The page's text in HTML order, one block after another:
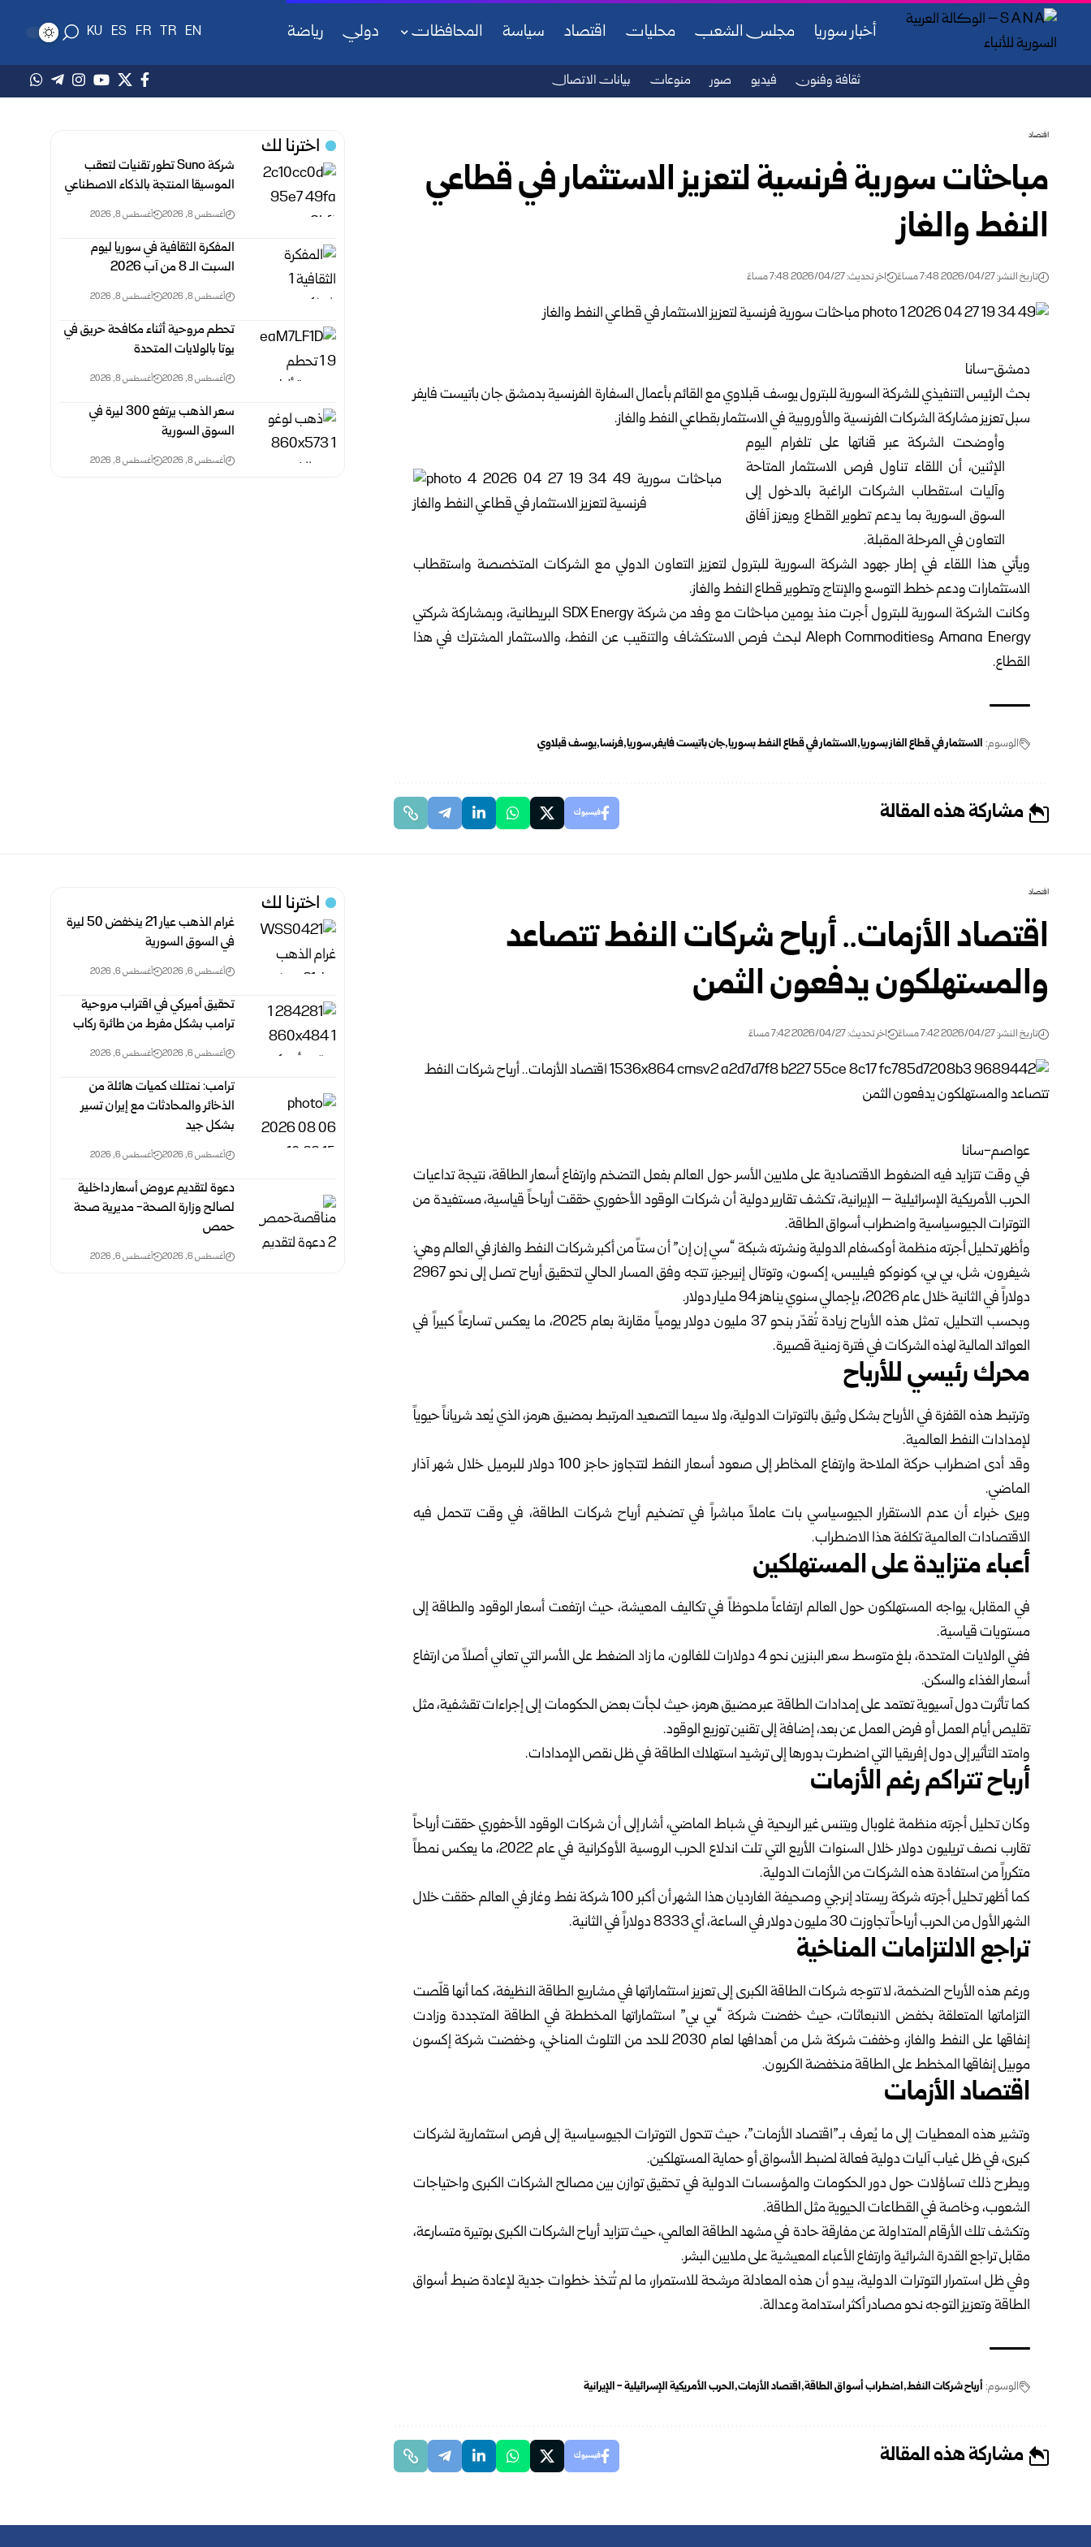
أخبار سوريا مجلس الشعب محليات اقتصاد سياسة المحافظات دولي رياضة EN
TR
FR
ES
KU
ثقافة وفنون فيديو صور منوعات بيانات الاتصال
اقتصاد
مباحثات سورية فرنسية لتعزيز الاستثمار في قطاعي
النفط والغاز
تاريخ النشر: 2026/04/27 7:48 مساءً اخر تحديث: 2026/04/27 7:48 مساءً
دمشق-سانا
بحث الرئيس التنفيذي للشركة السورية للبترول يوسف قبلاوي مع القائم بأعمال السفارة الفرنسيةبدمشقجان باتيست فايفر
سبل تعزيز مشاركة الشركات الفرنسية والأوروبية في الاستثمار بقطاعي النفط والغاز.
وأوضحت الشركة عبر قناتها على تلغرام اليوم
الإثنين، أن اللقاء تناول فرص الاستثمار المتاحة
وآليات استقطاب الشركات الراغبة بالدخول إلى
السوق السورية بما يدعم تطوير القطاع ويعزز آفاق
التعاون في المرحلة المقبلة.
ويأتي هذا اللقاء في إطار جهود الشركة السورية للبترول لتعزيز التعاون الدولي مع الشركات المتخصصة واستقطاب
الاستثمارات ودعم خطط التوسع والإنتاج وتطوير قطاع النفط والغاز.
وكانت الشركة السورية للبترول أجرت منذ يومين مباحثات مع وفد من شركة SDX Energy البريطانية، وبمشاركة شركتي
Amana Energy وAleph Commodities لبحث فرص الاستكشاف والتنقيب عن النفط، والاستثمار المشترك في هذا
القطاع.
الوسوم: الاستثمار في قطاع الغاز بسوريا الاستثمار في قطاع النفط بسوريا جان باتيست فايفر سوريا فرنسا يوسف قبلاوي
مشاركة هذه المقالة فيسبوك
اخترنا لك
شركةSuno ‎ تطور تقنيات لتعقب
الموسيقا المنتجة بالذكاء ‏الاصطناعي
أغسطس 8, 2026 أغسطس 8, 2026
المفكرة الثقافية في سوريا ليوم
السبت الـ 8 من آب 2026
أغسطس 8, 2026 أغسطس 8, 2026
تحطم مروحية أثناء مكافحة حريق في
يوتا بالولايات المتحدة
أغسطس 8, 2026 أغسطس 8, 2026
سعر الذهب يرتفع 300 ليرة في
السوق السورية
أغسطس 8, 2026 أغسطس 8, 2026
اقتصاد
اقتصاد الأزمات.. أرباح شركات النفط تتصاعد
والمستهلكون يدفعون الثمن
تاريخ النشر: 2026/04/27 7:42 مساءً اخر تحديث: 2026/04/27 7:42 مساءً
عواصم-سانا
في وقت تتزايد فيه الضغوط الاقتصادية على ملايين الأسر حول العالم بفعل التضخم وارتفاع أسعار الطاقة، نتيجة تداعيات
الحرب الأمريكية الإسرائيلية – الإيرانية، تكشف تقارير دولية أن شركات الوقود الأحفوري حققت أرباحاً قياسية، مستفيدة من
التوترات الجيوسياسية واضطراب أسواق الطاقة.
وأظهر تحليل أجرته منظمة أوكسفام الدولية ونشرته شبكة “سي إن إن” أن ستاً من أكبر شركات النفط والغاز في العالم وهي:
شيفرون، شل، بي بي، كونوكو فيليبس، إكسون، وتوتال إنيرجيز، تتجه وفق المسار الحالي لتحقيق أرباح تصل إلى نحو 2967
دولاراً في الثانية خلال عام 2026، بإجمالي سنوي يناهز 94 مليار دولار.
وبحسب التحليل، تمثل هذه الأرباح زيادة تُقدّر بنحو 37 مليون دولار يومياً مقارنة بعام 2025، ما يعكس تسارعاً كبيراً في
العوائد المالية لهذه الشركات في فترة زمنية قصيرة.
محرك رئيسي للأرباح
وترتبط هذه القفزة في الأرباح بشكل وثيق بالتوترات الدولية، ولا سيما التصعيد المرتبط بمضيق هرمز، الذي يُعد شرياناً حيوياً
لإمدادات النفط العالمية.
وقد أدى اضطراب حركة الملاحة وارتفاع المخاطر إلى صعود أسعار النفط لتتجاوز حاجز 100 دولار للبرميل خلال شهر آذار
الماضي.
ويرى خبراء أن عدم الاستقرار الجيوسياسي بات عاملاً مباشراً في تضخيم أرباح شركات الطاقة، في وقت تتحمل فيه
الاقتصادات العالمية تكلفة هذا الاضطراب.
أعباء متزايدة على المستهلكين
في المقابل، يواجه المستهلكون حول العالم ارتفاعاً ملحوظاً في تكاليف المعيشة، حيث ارتفعت أسعار الوقود والطاقة إلى
مستويات قياسية.
ففي الولايات المتحدة، بلغ متوسط سعر البنزين نحو 4 دولارات للغالون، ما زاد الضغط على الأسر التي تعاني أصلاً من ارتفاع
أسعار الغذاء والسكن.
كما تأثرت دول آسيوية تعتمد على إمدادات الطاقة عبر مضيق هرمز، حيث لجأت بعض الحكومات إلى إجراءات تقشفية، مثل
تقليص أيام العمل أو فرض العمل عن بعد، إضافة إلى تقنين توزيع الوقود.
وامتد التأثير إلى دول إفريقيا التي اضطرت بدورها إلى ترشيد استهلاك الطاقة في ظل نقص الإمدادات.
أرباح تتراكم رغم الأزمات
وكان تحليل أجرته منظمة غلوبال ويتنس غير الربحية في شباط الماضي، أشار إلى أن شركات الوقود الأحفوري حققت أرباحاً
تقارب نصف تريليون دولار خلال السنوات الأربع التي تلت اندلاع الحرب الروسية الأوكرانية في عام 2022، ما يعكس نمطاً
متكرراً من استفادة هذه الشركات من الأزمات الدولية.
كما أظهر تحليل أجرته شركة ريستاد إنرجي وصحيفة الغارديان هذا الشهر أن أكبر 100 شركة نفط وغاز في العالم حققت خلال
الشهر الأول من الحرب أرباحاً تجاوزت 30 مليون دولار في الساعة، أي 8333 دولاراً في الثانية.
تراجع الالتزامات المناخية
ورغم هذه الأرباح الضخمة، لا تتوجه شركات الطاقة الكبرى إلى تعزيز استثماراتها في مشاريع الطاقة النظيفة، كما أنها قلّصت
التزاماتها المتعلقة بخفض الانبعاثات، حيث خفضت شركة “بي بي” استثماراتها المخططة في الطاقة المتجددة وزادت
إنفاقها على النفط والغاز، وخففت شركة شل من أهدافها لعام 2030 للحد من التلوث المناخي، وخفضت شركة إكسون
موبيل إنفاقها المخطط على الطاقة منخفضة الكربون.
اقتصاد الأزمات
وتشير هذه المعطيات إلى ما يُعرف بـ”اقتصاد الأزمات”، حيث تتحول التوترات الجيوسياسية إلى فرص استثمارية لشركات
كبرى، في ظل غياب آليات دولية فعالة لضبط الأسواق أو حماية المستهلكين.
ويطرح ذلك تساؤلات حول دور الحكومات والمؤسسات الدولية في تحقيق توازن بين مصالح الشركات الكبرى واحتياجات
الشعوب، وخاصة في القطاعات الحيوية مثل الطاقة.
وتكشف تلك الأرقام المتداولة عن مفارقة حادة في مشهد الطاقة العالمي، حيث تتزايد أرباح الشركات الكبرى بوتيرة متسارعة،
مقابل تراجع القدرة الشرائية وارتفاع الأعباء المعيشية على ملايين البشر.
وفي ظل استمرار التوترات الدولية، يبدو أن هذه المعادلة مرشحة للاستمرار، ما لم تُتخذ خطوات جدية لإعادة ضبط أسواق
الطاقة وتعزيز التوجه نحو مصادر أكثر استدامة وعدالة.
الوسوم:أرباح شركات النفط اضطراب أسواق الطاقة اقتصاد الأزمات الحرب الأمريكية الإسرائيلية - الإيرانية
مشاركة هذه المقالة فيسبوك
اخترنا لك
غرام الذهب عيار 21 ينخفض 50 ليرة
في السوق السورية‎
أغسطس 6, 2026 أغسطس 6, 2026
تحقيق أميركي في اقتراب مروحية
ترامب بشكل مفرط من طائرة ركاب
أغسطس 6, 2026 أغسطس 6, 2026
ترامب: نمتلك كميات هائلة من
الذخائر والمحادثات مع إيران تسير
بشكل جيد
أغسطس 6, 2026 أغسطس 6, 2026
دعوة لتقديم عروض أسعار داخلية
لصالح وزارة الصحة- مديرية صحة
حمص
أغسطس 6, 2026 أغسطس 6, 2026